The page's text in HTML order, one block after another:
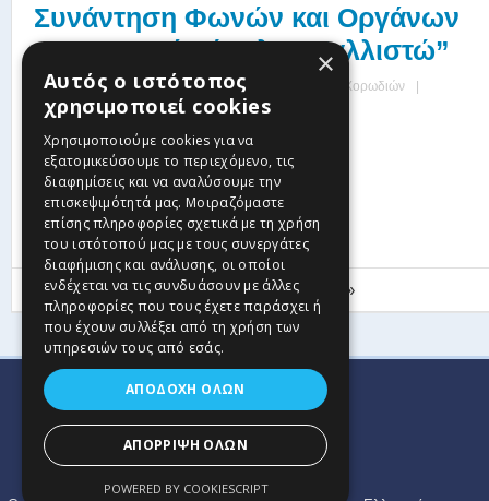
Συνάντηση Φωνών και Οργάνων
– Φωνητικό Σύνολο “Καλλιστώ”
Posted by Διαχειριστής Ιστοτόπου Στέγης Ελληνικών Χορωδιών
|
Date: 08 Μαΐου, 2026
| 0 comments
...
Read more
‹ 3 4 5 6 7 8 9 10 11 »
×
Αυτός ο ιστότοπος
χρησιμοποιεί cookies
Χρησιμοποιούμε cookies για να
εξατομικεύσουμε το περιεχόμενο, τις
διαφημίσεις και να αναλύσουμε την
επισκεψιμότητά μας. Μοιραζόμαστε
επίσης πληροφορίες σχετικά με τη χρήση
του ιστότοπού μας με τους συνεργάτες
διαφήμισης και ανάλυσης, οι οποίοι
ενδέχεται να τις συνδυάσουν με άλλες
πληροφορίες που τους έχετε παράσχει ή
που έχουν συλλέξει από τη χρήση των
υπηρεσιών τους από εσάς.
ΑΠΟΔΟΧΉ ΌΛΩΝ
ΑΠΌΡΡΙΨΗ ΌΛΩΝ
POWERED BY COOKIESCRIPT